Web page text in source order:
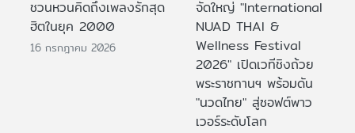
ชวนหวนคิดถึงเพลงรักสุด
ฮิตในยุค 2000
16 กรกฎาคม 2026
จัดใหญ่ "International
NUAD THAI &
Wellness Festival
2026" เปิดเวทีชิงถ้วย
พระราชทานฯ พร้อมดัน
"นวดไทย" สู่ซอฟต์พาว
เวอร์ระดับโลก